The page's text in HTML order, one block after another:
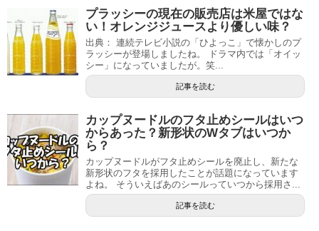
プラッシーの現在の販売店は米屋ではな
い！オレンジジュースより優しい味？
出典： 連続テレビ小説の「ひよっこ」で懐かしのプ
ラッシーが登場しましたね。 ドラマ内では「オイッ
シー」になっていましたが。笑...
記事を読む
カップヌードルのフタ止めシールはいつ
からあった？新形状のWタブはいつか
ら？
カップヌードルがフタ止めシールを廃止し、新たな
新形状のフタを採用したことが話題になっています
よね。 そういえばあのシールっていつから採用さ...
記事を読む